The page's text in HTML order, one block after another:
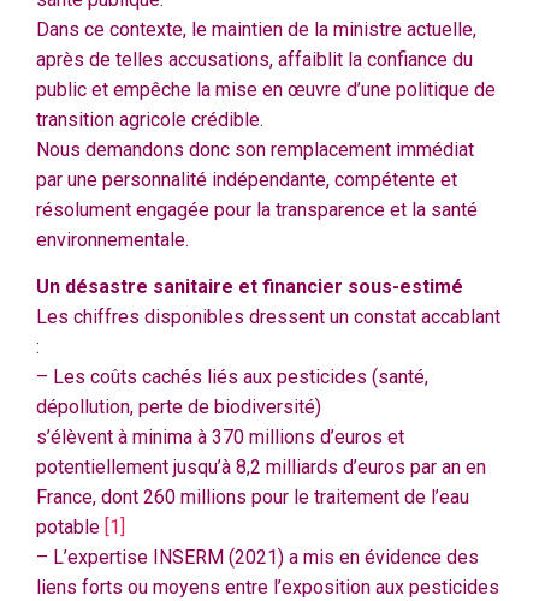
Dans ce contexte, le maintien de la ministre actuelle,
après de telles accusations, affaiblit la confiance du
public et empêche la mise en œuvre d’une politique de
transition agricole crédible.
Nous demandons donc son remplacement immédiat
par une personnalité indépendante, compétente et
résolument engagée pour la transparence et la santé
environnementale.
Un désastre sanitaire et financier sous-estimé
Les chiffres disponibles dressent un constat accablant
:
– Les coûts cachés liés aux pesticides (santé,
dépollution, perte de biodiversité)
s’élèvent à minima à 370 millions d’euros et
potentiellement jusqu’à 8,2 milliards d’euros par an en
France, dont 260 millions pour le traitement de l’eau
potable [1]
– L’expertise INSERM (2021) a mis en évidence des
liens forts ou moyens entre l’exposition aux pesticides